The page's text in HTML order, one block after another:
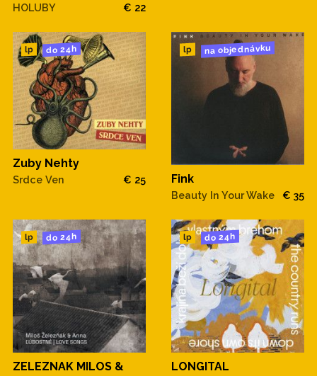
HOLUBY
€ 22
lp do 24h
Zuby Nehty
Srdce Ven € 25
lp na objednávku
Fink
Beauty In Your Wake € 35
lp do 24h
ZELEZNAK MILOS &
lp do 24h
LONGITAL